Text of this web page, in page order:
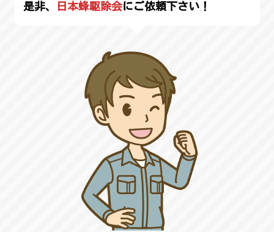
是非、
日本蜂駆除会にご依頼下さい！